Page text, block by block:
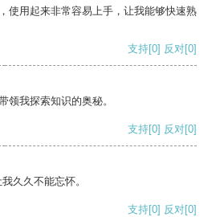
使用起来非常容易上手，让我能够快速熟
支持[0] 反对[0]
领我探索知识的奥秘。
支持[0] 反对[0]
久久不能忘怀。
支持[0] 反对[0]